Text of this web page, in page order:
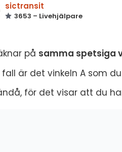
sictransit
3653 – Livehjälpare
på samma spetsiga
är det vinkeln A som
för det visar att du